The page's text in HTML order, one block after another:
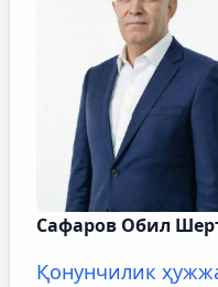
Сафаров Обил
Қонунчилик